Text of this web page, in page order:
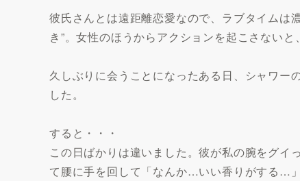
彼氏さんとは遠距離恋愛なので、ラブタイムは
き”。女性のほうからアクションを起こさないと
久しぶりに会うことになったある日、シャワー
した。
すると・・・
この日ばかりは違いました。彼が私の腕をグイ
て腰に手を回して「なんか…いい香りがする…